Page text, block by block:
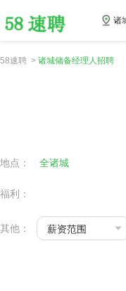
诸
58速聘 > 诸城储备经理人招聘
地点： 全诸城
福利：
其他： 薪资范围